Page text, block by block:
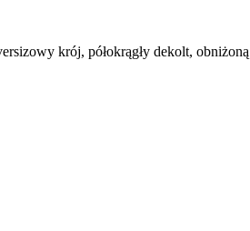
krój, półokrągły dekolt,